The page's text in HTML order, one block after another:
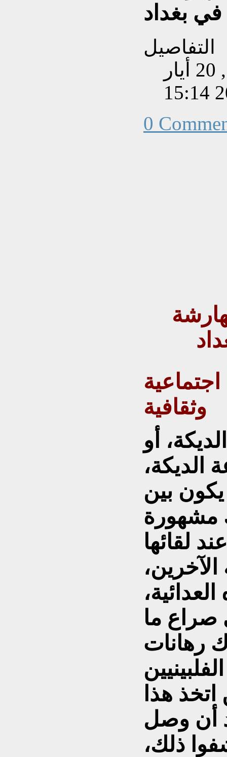
بغداد
التفاصيل
تم إنشاءه بتاريخ الأربعاء, 20 أيار
0
٦٩ المهارشة
اجتماعية
وثقافية
أو
الديكة،
بين
مشهورة
لقائها
الآخرين،
صراع ما
رهانات
هذا
أن وصل
ذلك،